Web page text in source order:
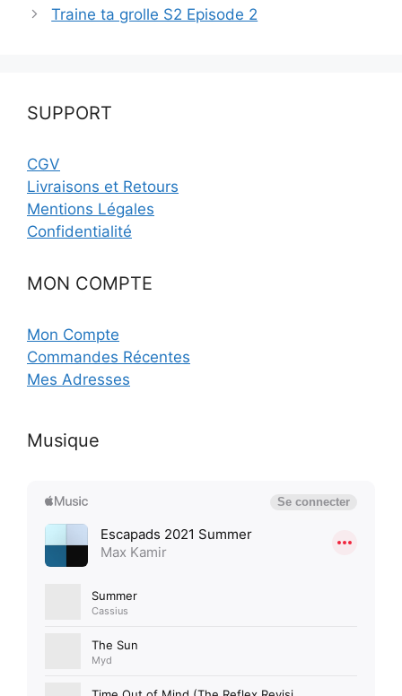
Traine ta grolle S2 Episode 2
SUPPORT
CGV
Livraisons et Retours
Mentions Légales
Confidentialité
MON COMPTE
Mon Compte
Commandes Récentes
Mes Adresses
Musique